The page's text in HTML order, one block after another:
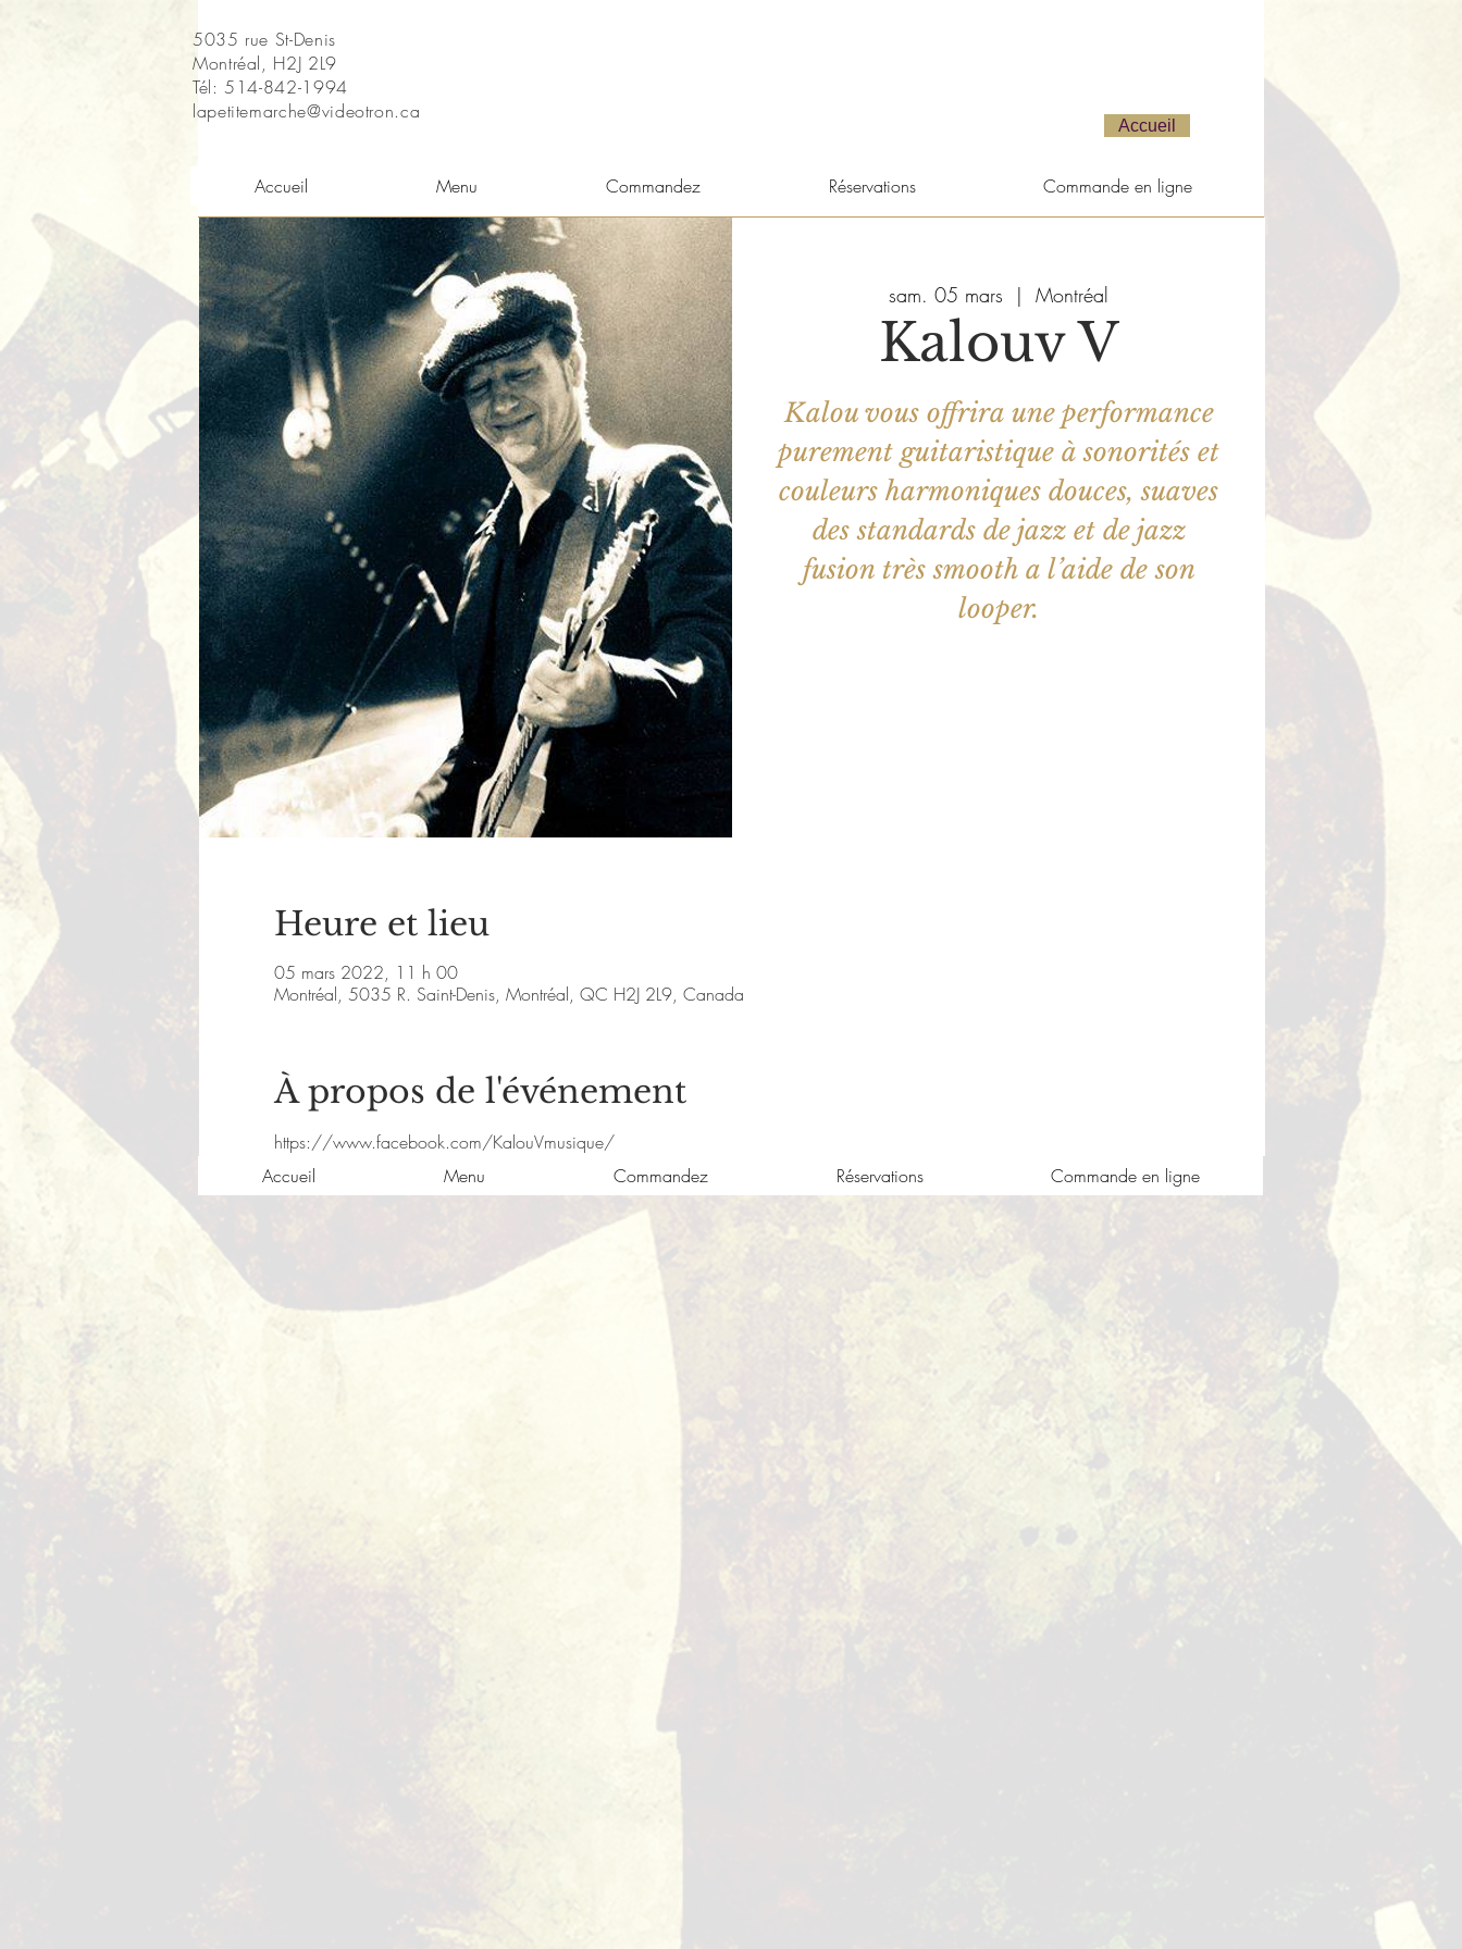
5035 rue St-Denis
Montréal, H2J 2L9
Tél: 514-842-1994
lapetitemarche@videotron.ca
Accueil
Accueil Menu Commandez Réservations Commande en ligne
sam. 05 mars
  |
Montréal
Kalouv V
Kalou vous offrira une performance
purement guitaristique à sonorités et
couleurs harmoniques douces, suaves
des standards de jazz et de jazz
fusion très smooth a l’aide de son
looper.
Heure et lieu
05 mars 2022, 11 h 00
Montréal, 5035 R. Saint-Denis, Montréal, QC H2J 2L9, Canada
À propos de l'événement
https://www.facebook.com/KalouVmusique/
Accueil
Menu Commandez Réservations Commande en ligne